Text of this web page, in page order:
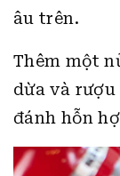
âu trên.
Thêm một
dừa và
đánh hỗn